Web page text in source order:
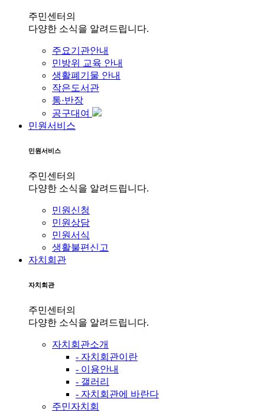
주민센터의
다양한 소식을 알려드립니다.
주요기관안내
민방위 교육 안내
생활폐기물 안내
작은도서관
통·반장
공구대여
민원서비스
민원서비스
주민센터의
다양한 소식을 알려드립니다.
민원신청
민원상담
민원서식
생활불편신고
자치회관
자치회관
주민센터의
다양한 소식을 알려드립니다.
자치회관소개
- 자치회관이란
- 이용안내
- 갤러리
- 자치회관에 바란다
주민자치회